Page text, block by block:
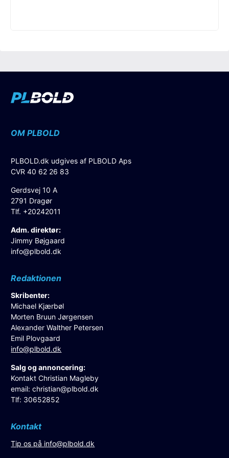
OM PLBOLD
PLBOLD.dk udgives af PLBOLD Aps
CVR 40 62 26 83
Gerdsvej 10 A
2791 Dragør
Tlf. +20242011
Adm. direktør:
Jimmy Bøjgaard
info@plbold.dk
Redaktionen
Skribenter:
Michael Kjærbøl
Morten Bruun Jørgensen
Alexander Walther Petersen
Emil Plovgaard
info@plbold.dk
Salg og annoncering:
Kontakt Christian Magleby
email:christian@plbold.dk
Tlf: 30652852
Kontakt
Tip os på info@plbold.dk